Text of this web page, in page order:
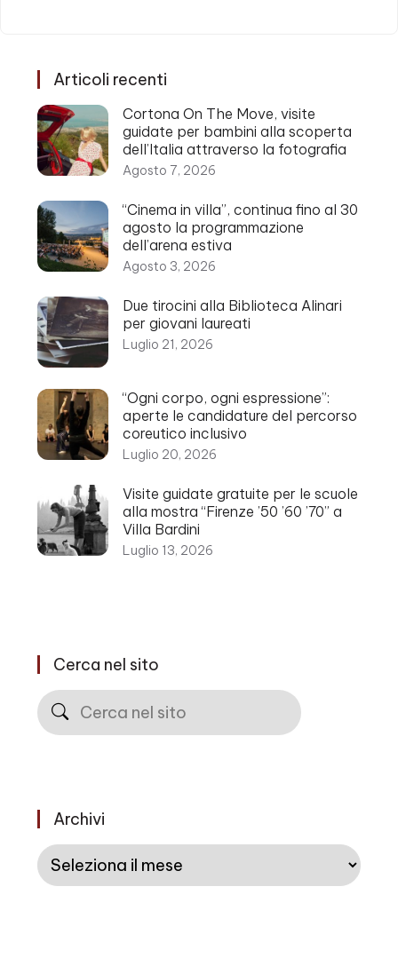
Articoli recenti
Cortona On The Move, visite
guidate per bambini alla scoperta
dell’Italia attraverso la fotografia
Agosto 7, 2026
“Cinema in villa”, continua fino al 30
agosto la programmazione
dell’arena estiva
Agosto 3, 2026
Due tirocini alla Biblioteca Alinari
per giovani laureati
Luglio 21, 2026
“Ogni corpo, ogni espressione”:
aperte le candidature del percorso
coreutico inclusivo
Luglio 20, 2026
Visite guidate gratuite per le scuole
alla mostra “Firenze ’50 ’60 ’70” a
Villa Bardini
Luglio 13, 2026
Cerca nel sito
Cerca
Archivi
Archivi